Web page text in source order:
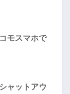
モスマホで
ャットアウ